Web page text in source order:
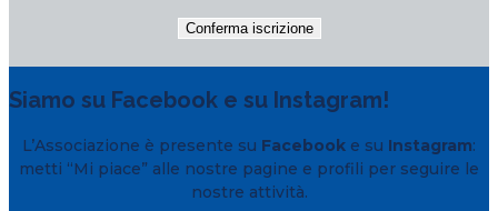
Siamo su Facebook e su Instagram!
L’Associazione è presente su Facebook e su Instagram:
metti “Mi piace” alle nostre pagine e profili per seguire le
nostre attività.